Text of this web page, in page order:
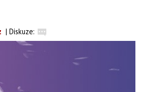
| Diskuze: